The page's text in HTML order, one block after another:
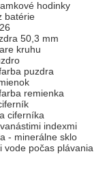
hodinky
batérie
50,3 mm
kruhu
puzdra
remienka
ciferníka
indexmi
- minerálne sklo
vode počas plávania